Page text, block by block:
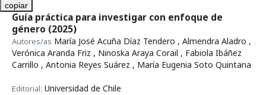
copiar
Guía práctica para investigar con enfoque de
género (2025)
Autores/as María José Acuña Díaz Tendero , Almendra Aladro ,
Verónica Aranda Friz , Ninoska Araya Corail , Fabiola Ibáñez
Carrillo , Antonia Reyes Suárez , María Eugenia Soto Quintana
Editorial: Universidad de Chile